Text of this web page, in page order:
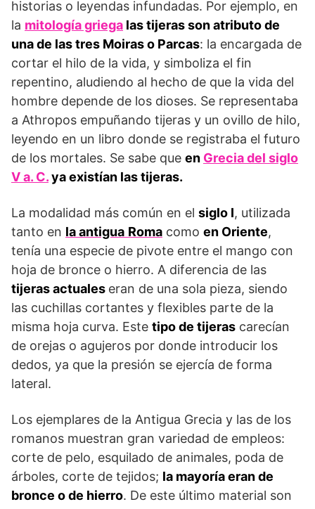
historias o leyendas infundadas. Por ejemplo, en
la mitología griega las tijeras son atributo de
una de las tres Moiras o Parcas: la encargada de
cortar el hilo de la vida, y simboliza el fin
repentino, aludiendo al hecho de que la vida del
hombre depende de los dioses. Se representaba
a Athropos empuñando tijeras y un ovillo de hilo,
leyendo en un libro donde se registraba el futuro
de los mortales. Se sabe que en Grecia del siglo
V a. C.ya existían las tijeras.
La modalidad más común en el siglo I, utilizada
tanto en la antigua Roma como en Oriente,
tenía una especie de pivote entre el mango con
hoja de bronce o hierro. A diferencia de las
tijeras actuales eran de una sola pieza, siendo
las cuchillas cortantes y flexibles parte de la
misma hoja curva. Este tipo de tijeras carecían
de orejas o agujeros por donde introducir los
dedos, ya que la presión se ejercía de forma
lateral.
Los ejemplares de la Antigua Grecia y las de los
romanos muestran gran variedad de empleos:
corte de pelo, esquilado de animales, poda de
árboles, corte de tejidos; la mayoría eran de
bronce o de hierro. De este último material son